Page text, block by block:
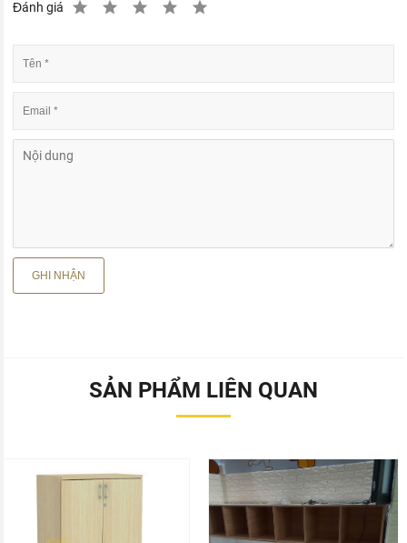
Đánh giá
SẢN PHẨM LIÊN QUAN